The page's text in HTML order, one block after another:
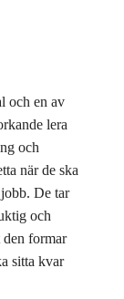
och en av
lera
och
när de ska
De tar
och
den formar
sitta kvar